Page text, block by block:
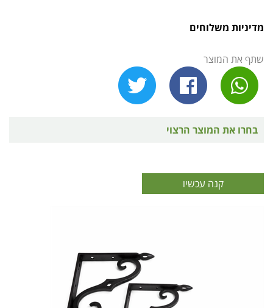
מדיניות משלוחים
שתף את המוצר
בחרו את המוצר הרצוי
קנה עכשיו